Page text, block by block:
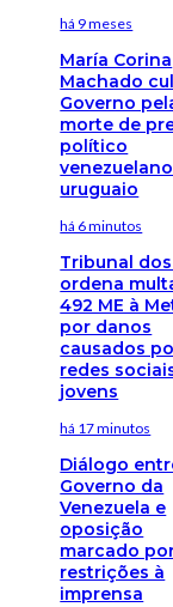
há 9 meses
María Corina
Machado
Governo
morte de
político
uruguaio
há 6 minutos
Tribunal dos
ordena
492 ME à
por danos
causados
redes
jovens
há 17 minutos
Diálogo
Governo da
Venezuela e
oposição
marcado
restrições à
imprensa